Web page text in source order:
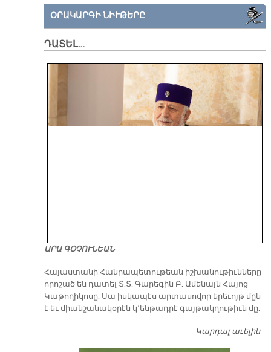
ՕՐԱԿԱՐԳԻ ՆԻՒԹԵՐԸ
ԴԱՏԵԼ…
ԱՐԱ ԳՕՉՈՒՆԵԱՆ
​Հայաստանի Հանրապետութեան իշխանութիւնները
որոշած են դատել Տ.Տ. Գարեգին Բ. Ամենայն Հայոց
Կաթողիկոսը: Սա իսկապէս արտասովոր երեւոյթ մըն
է եւ միանշանակօրէն կ՚ենթադրէ գայթակղութիւն մը:
Կարդալ աւելին